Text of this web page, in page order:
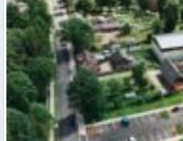
Noslēgusies Semināra ielas
Valmierā